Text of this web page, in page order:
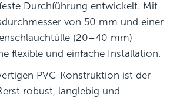
Durchführung entwickelt. Mit
von 50 mm und einer
(20–40 mm)
flexible und einfache Installation.
PVC-Konstruktion ist der
robust, langlebig und